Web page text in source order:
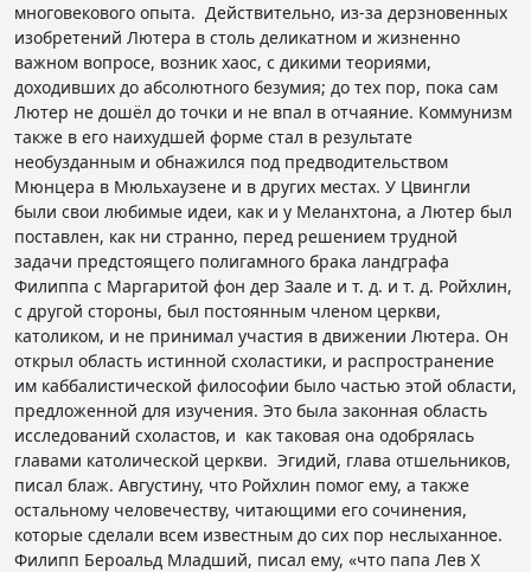
многовекового опыта. Действительно, из-за дерзновенных
изобретений Лютера в столь деликатном и жизненно
важном вопросе, возник хаос, с дикими теориями,
доходивших до абсолютного безумия; до тех пор, пока сам
Лютер не дошёл до точки и не впал в отчаяние. Коммунизм
также в его наихудшей форме стал в результате
необузданным и обнажился под предводительством
Мюнцера в Мюльхаузене и в других местах. У Цвингли
были свои любимые идеи, как и у Меланхтона, а Лютер был
поставлен, как ни странно, перед решением трудной
задачи предстоящего полигамного брака ландграфа
Филиппа с Маргаритой фон дер Заале и т. д. и т. д. Ройхлин,
с другой стороны, был постоянным членом церкви,
католиком, и не принимал участия в движении Лютера. Он
открыл область истинной схоластики, и распространение
им каббалистической философии было частью этой области,
предложенной для изучения. Это была законная область
исследований схоластов, и как таковая она одобрялась
главами католической церкви. Эгидий, глава отшельников,
писал блаж. Августину, что Ройхлин помог ему, а также
остальному человечеству, читающими его сочинения,
которые сделали всем известным до сих пор неслыханное.
Филипп Бероальд Младший, писал ему, «что папа Лев X